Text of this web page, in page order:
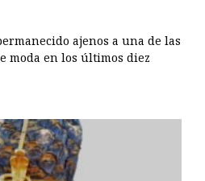
ajenos a una de las
moda en los últimos diez